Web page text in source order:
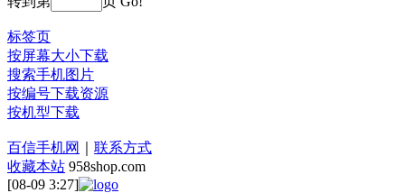
标签页
按屏幕大小下载
搜索手机图片
按编号下载资源
按机型下载
百信手机网
联系方式
收藏本站 958shop.com
[08-09 3:27]